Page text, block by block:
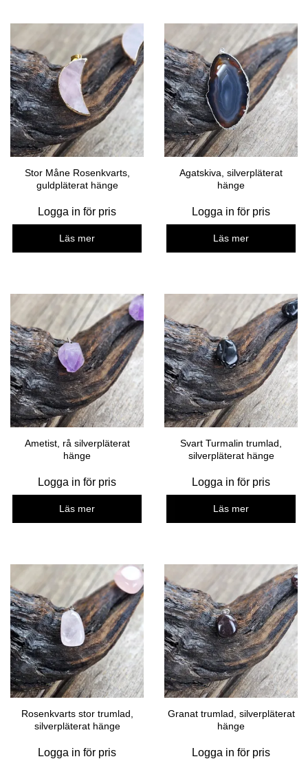
Stor Måne Rosenkvarts,
guldpläterat hänge
Logga in för pris
Läs mer
Agatskiva, silverpläterat
hänge
Logga in för pris
Läs mer
Ametist, rå silverpläterat
hänge
Logga in för pris
Läs mer
Svart Turmalin trumlad,
silverpläterat hänge
Logga in för pris
Läs mer
Rosenkvarts stor trumlad,
silverpläterat hänge
Logga in för pris
Granat trumlad, silverpläterat
hänge
Logga in för pris